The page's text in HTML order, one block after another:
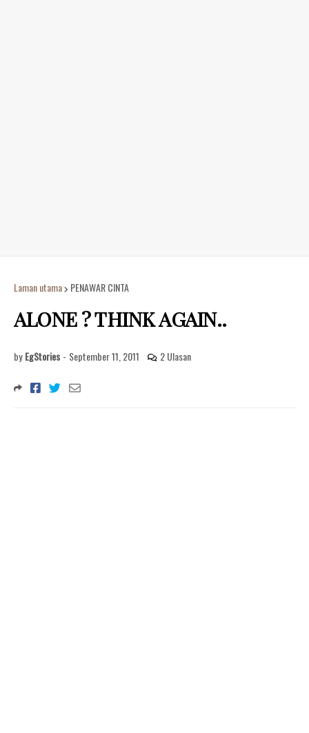
Laman utama PENAWAR CINTA
ALONE ? THINK AGAIN..
by EgStories - September 11, 2011 2 Ulasan